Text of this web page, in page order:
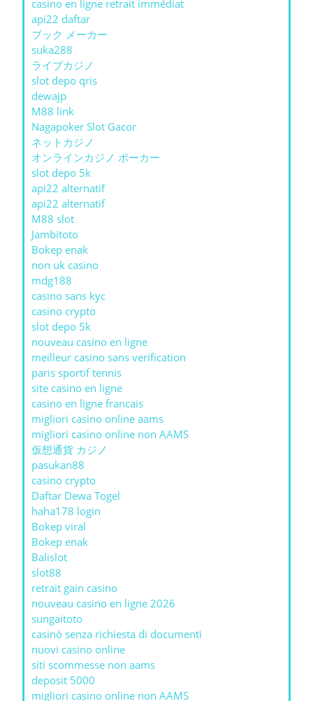
casino en ligne retrait immédiat
api22 daftar
ブック メーカー
suka288
ライブカジノ
slot depo qris
dewajp
M88 link
Nagapoker Slot Gacor
ネットカジノ
オンラインカジノ ポーカー
slot depo 5k
api22 alternatif
api22 alternatif
M88 slot
Jambitoto
Bokep enak
non uk casino
mdg188
casino sans kyc
casino crypto
slot depo 5k
nouveau casino en ligne
meilleur casino sans verification
paris sportif tennis
site casino en ligne
casino en ligne francais
migliori casino online aams
migliori casino online non AAMS
仮想通貨 カジノ
pasukan88
casino crypto
Daftar Dewa Togel
haha178 login
Bokep viral
Bokep enak
Balislot
slot88
retrait gain casino
nouveau casino en ligne 2026
sungaitoto
casinò senza richiesta di documenti
nuovi casino online
siti scommesse non aams
deposit 5000
migliori casino online non AAMS